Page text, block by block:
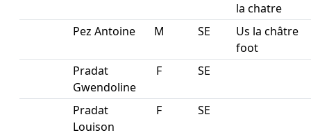
la chatre
Pez Antoine
M SE
Us la châtre
foot
Pradat
Gwendoline
F SE
Pradat
Louison
F SE